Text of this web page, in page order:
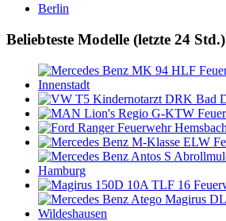
Berlin
Beliebteste Modelle (letzte 24 Std.)